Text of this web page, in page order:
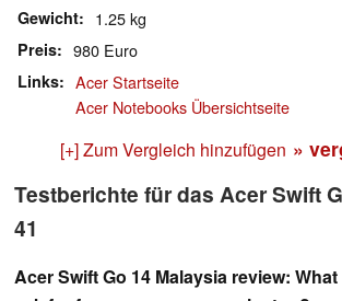
Gewicht 1.25 kg
Preis 980 Euro
Links
Acer Startseite
Acer Notebooks Übersichtseite
[+] Zum Vergleich hinzufügen »
Testberichte für das Acer Swift
41
Acer Swift Go 14 Malaysia review: